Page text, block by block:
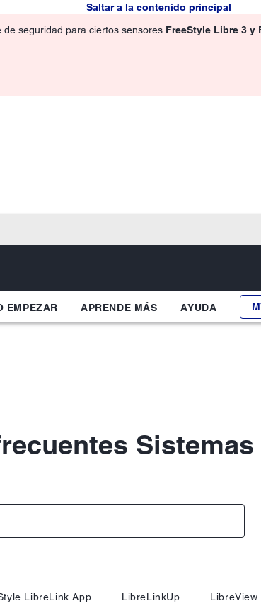
Saltar a la contenido principal
seguridad para ciertos sensores FreeStyle Libre 3 y
EMPEZAR APRENDE MÁS AYUDA
LibreLink App LibreLinkUp LibreView